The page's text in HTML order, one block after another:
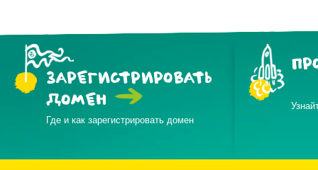
ЗАРЕГИСТРИРОВАТЬ
ДОМЕН
Где и как зарегистрировать домен